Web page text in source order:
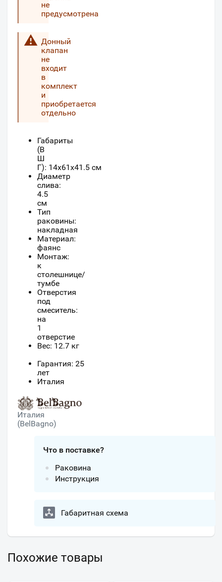
не
предусмотрена
Донный
клапан
не
входит
в
комплект
и
приобретается
отдельно
Габариты
(В
Ш
Г): 14x61x41.5 см
Диаметр
слива:
4.5
см
Тип
раковины:
накладная
Материал:
фаянс
Монтаж:
к
столешнице/
тумбе
Отверстия
под
смеситель:
на
1
отверстие
Вес: 12.7 кг
Гарантия: 25
лет
Италия
Италия
(BelBagno)
Что в поставке?
Раковина
Инструкция
Габаритная схема
Похожие товары